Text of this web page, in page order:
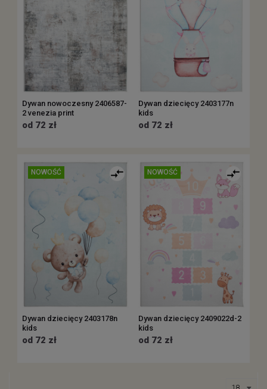
Dywan nowoczesny 2406587-
2 venezia print
od 72 zł
Dywan dziecięcy 2403177n
kids
od 72 zł
NOWOŚĆ
Dywan dziecięcy 2403178n
kids
od 72 zł
NOWOŚĆ
Dywan dziecięcy 2409022d-2
kids
od 72 zł